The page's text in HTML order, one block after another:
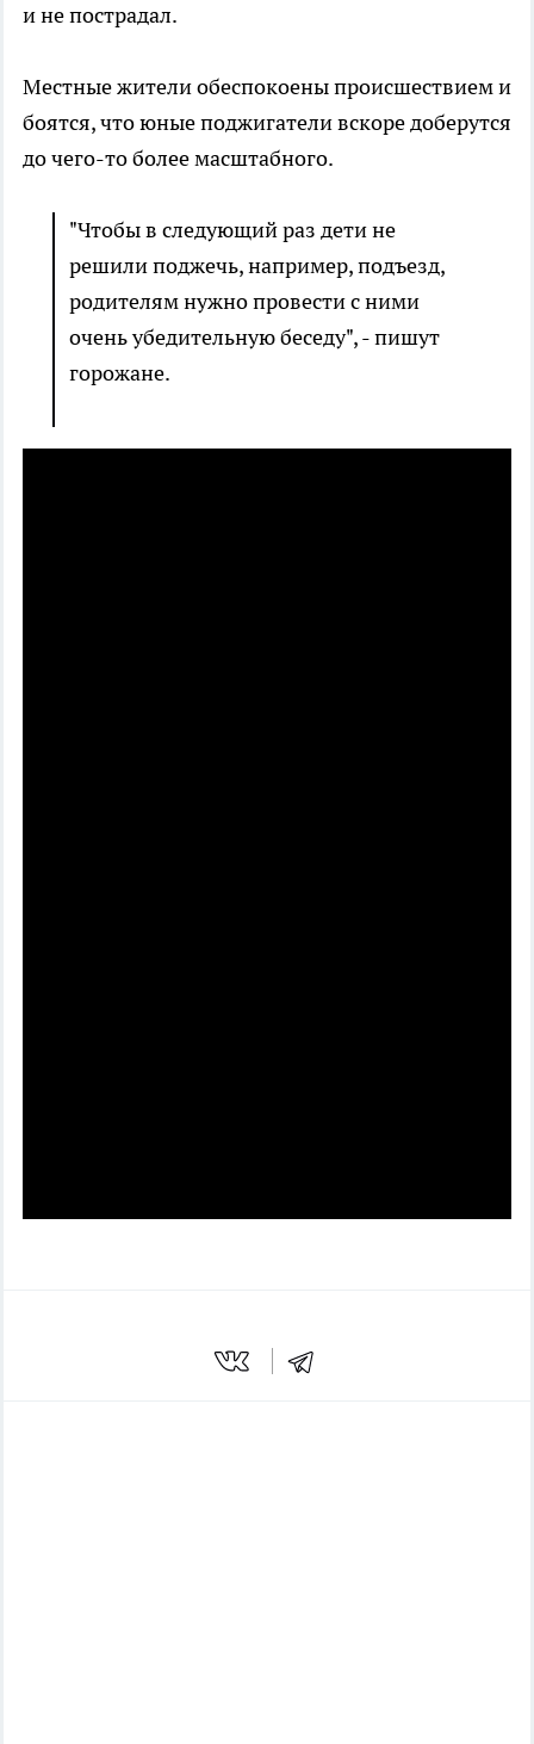
и не пострадал.
Местные жители обеспокоены происшествием и
боятся, что юные поджигатели вскоре доберутся
до чего-то более масштабного.
"Чтобы в следующий раз дети не
решили поджечь, например, подъезд,
родителям нужно провести с ними
очень убедительную беседу", - пишут
горожане.